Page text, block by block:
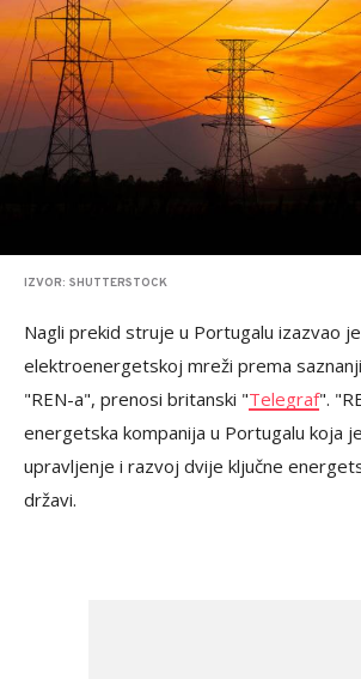
IZVOR: SHUTTERSTOCK
Nagli prekid struje u Portugalu izazvao
elektroenergetskoj mreži prema
"REN-a", prenosi britanski "Telegraf".
energetska kompanija u Portugalu koja
upravljenje i razvoj dvije ključne
državi.